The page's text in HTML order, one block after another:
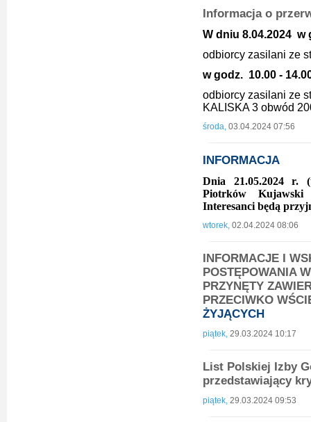
Informacja o
W dniu 8.04.2024 w
odbiorcy zasilani ze
w godz. 10.00 -
odbiorcy zasilani ze
KALISKA 3 obwód
środa, 03.04.2024 07:56
INFORMACJA
Dnia 21.05.2024 r.
Piotrków Kujawski
Interesanci będą
wtorek, 02.04.2024 08:06
INFORMACJE I
POSTĘPOWANIA
PRZYNĘTY
PRZECIWKO
ŻYJĄCYCH
piątek, 29.03.2024 10:17
List Polskiej Izby
przedstawiający
piątek, 29.03.2024 09:53